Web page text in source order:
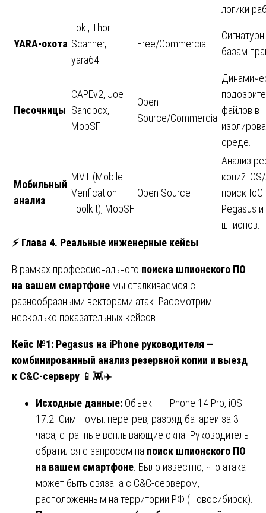
логики
YARA-охота
Loki, Thor
Scanner,
yara64
Free/Commercial
базам
Песочницы
CAPEv2, Joe
Sandbox,
MobSF
Open
Source/Commercial
файлов в
среде.
Мобильный
анализ
MVT (Mobile
Verification
Toolkit), MobSF
Open Source
Анализ
копий
поиск IoC
Pegasus
шпионов.
⚡ Глава 4. Реальные инженерные кейсы
В рамках профессионального поиска шпионского ПО
на вашем смартфоне мы сталкиваемся с
разнообразными векторами атак. Рассмотрим
несколько показательных кейсов.
Кейс №1: Pegasus на iPhone руководителя —
комбинированный анализ резервной копии и выезд
к C&C-серверу 📱👾✈️
Исходные данные: Объект — iPhone 14 Pro, iOS
17.2. Симптомы: перегрев, разряд батареи за 3
часа, странные всплывающие окна. Руководитель
обратился с запросом на поиск шпионского ПО
на вашем смартфоне . Было известно, что атака
может быть связана с C&C-сервером,
расположенным на территории РФ (Новосибирск).